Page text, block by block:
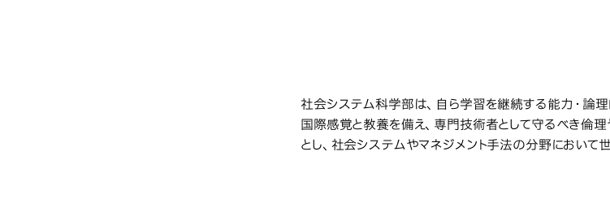
教育研究上の目的
社会システム科学部は、自ら学習を継続する能力・論
国際感覚と教養を備え、専門技術者として守るべき倫
とし、社会システムやマネジメント手法の分野において